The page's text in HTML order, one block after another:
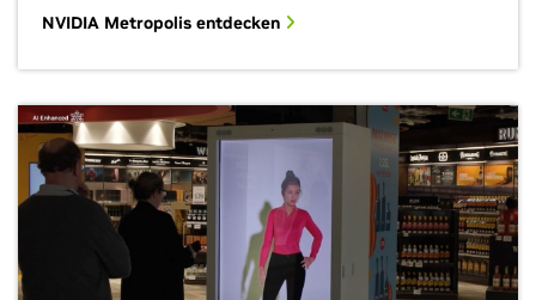
NVIDIA Metropolis entdecken